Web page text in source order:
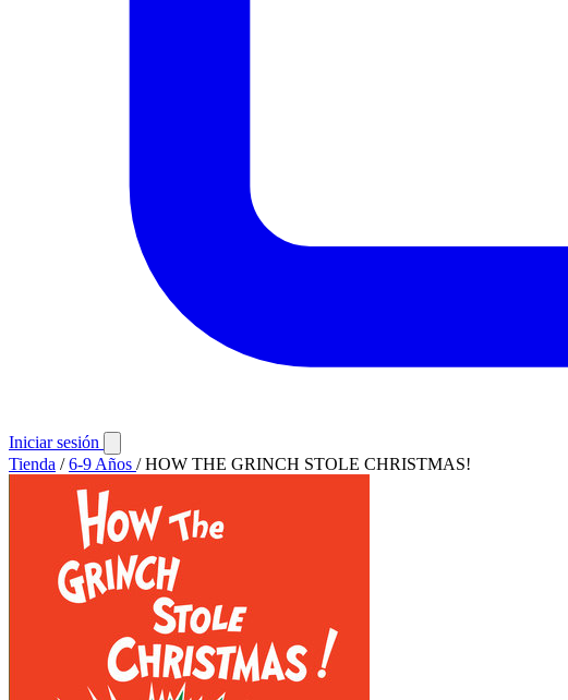
Iniciar sesión
Tienda / 6-9 Años / HOW THE GRINCH STOLE CHRISTMAS!